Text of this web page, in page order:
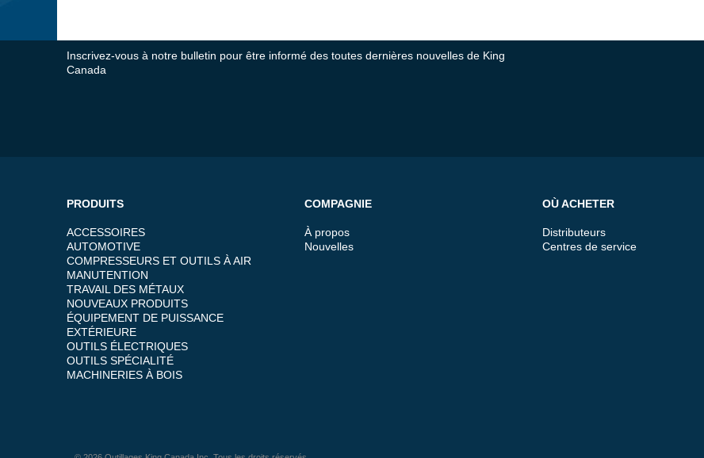
Inscrivez-vous à notre bulletin pour être informé des toutes dernières nouvelles de King
Canada
PRODUITS
ACCESSOIRES
AUTOMOTIVE
COMPRESSEURS ET OUTILS À AIR
MANUTENTION
TRAVAIL DES MÉTAUX
NOUVEAUX PRODUITS
ÉQUIPEMENT DE PUISSANCE
EXTÉRIEURE
OUTILS ÉLECTRIQUES
OUTILS SPÉCIALITÉ
MACHINERIES À BOIS
COMPAGNIE
À propos
Nouvelles
OÙ ACHETER
Distributeurs
Centres de service